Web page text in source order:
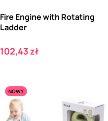
Fire Engine with Rotating
Ladder
Cena
102,43 zł
NOWY